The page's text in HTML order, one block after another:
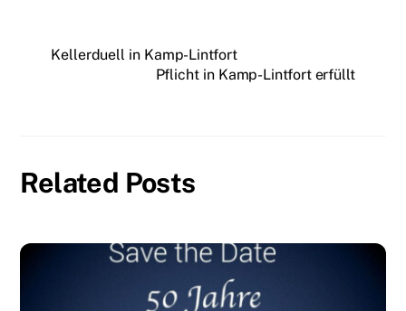
Kellerduell in Kamp-Lintfort
Pflicht in Kamp-Lintfort erfüllt
Related Posts